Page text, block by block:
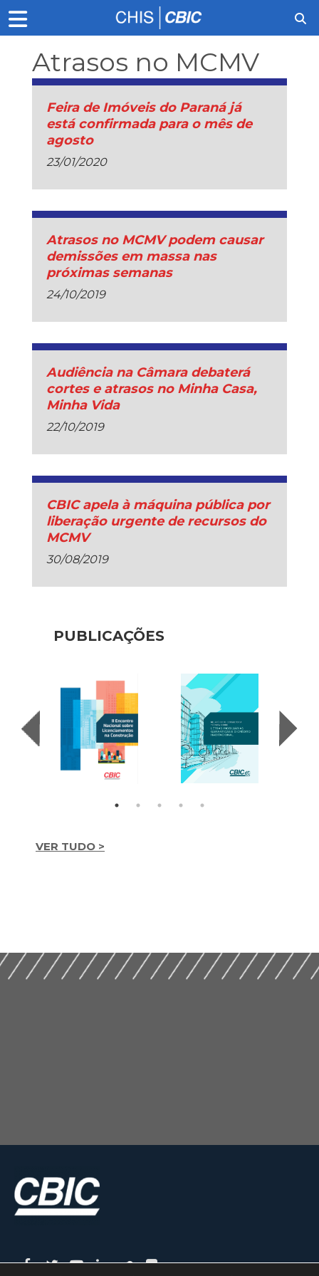
Atrasos no MCMV
Feira de Imóveis do Paraná já
está confirmada para o mês de
agosto
23/01/2020
Atrasos no MCMV podem causar
demissões em massa nas
próximas semanas
24/10/2019
Audiência na Câmara debaterá
cortes e atrasos no Minha Casa,
Minha Vida
22/10/2019
CBIC apela à máquina pública por
liberação urgente de recursos do
MCMV
30/08/2019
PUBLICAÇÕES
VER TUDO >